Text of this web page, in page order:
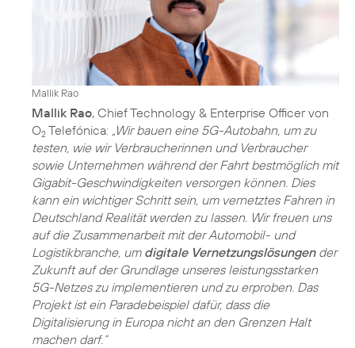
Mallik Rao
Mallik Rao, Chief Technology & Enterprise Officer von
O2 Telefónica: „Wir bauen eine 5G-Autobahn, um zu
testen, wie wir Verbraucherinnen und Verbraucher
sowie Unternehmen während der Fahrt bestmöglich mit
Gigabit-Geschwindigkeiten versorgen können. Dies
kann ein wichtiger Schritt sein, um vernetztes Fahren in
Deutschland Realität werden zu lassen. Wir freuen uns
auf die Zusammenarbeit mit der Automobil- und
Logistikbranche, um digitale Vernetzungslösungender
Zukunft auf der Grundlage unseres leistungsstarken
5G-Netzes zu implementieren und zu erproben. Das
Projekt ist ein Paradebeispiel dafür, dass die
Digitalisierung in Europa nicht an den Grenzen Halt
machen darf.“